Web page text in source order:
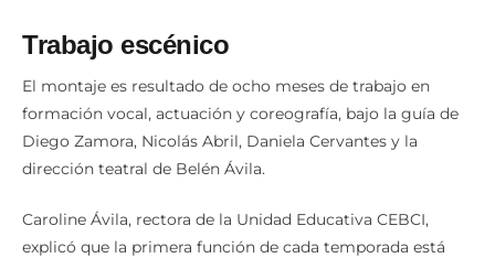
Trabajo escénico
El montaje es resultado de ocho meses de trabajo en
formación vocal, actuación y coreografía, bajo la guía de
Diego Zamora, Nicolás Abril, Daniela Cervantes y la
dirección teatral de Belén Ávila.
Caroline Ávila, rectora de la Unidad Educativa CEBCI,
explicó que la primera función de cada temporada está